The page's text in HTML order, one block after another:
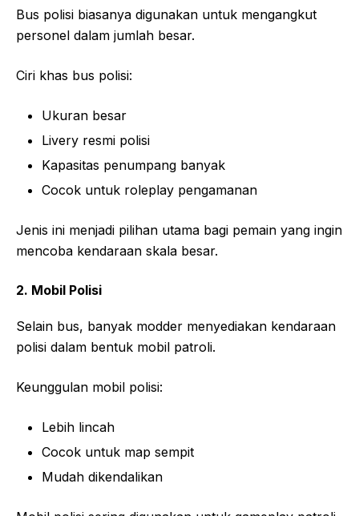
Bus polisi biasanya digunakan untuk mengangkut
personel dalam jumlah besar.
Ciri khas bus polisi:
Ukuran besar
Livery resmi polisi
Kapasitas penumpang banyak
Cocok untuk roleplay pengamanan
Jenis ini menjadi pilihan utama bagi pemain yang ingin
mencoba kendaraan skala besar.
2. Mobil Polisi
Selain bus, banyak modder menyediakan kendaraan
polisi dalam bentuk mobil patroli.
Keunggulan mobil polisi:
Lebih lincah
Cocok untuk map sempit
Mudah dikendalikan